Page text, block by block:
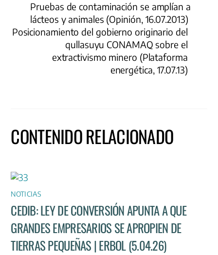
Pruebas de contaminación se amplían a
lácteos y animales (Opinión, 16.07.2013)
Posicionamiento del gobierno originario del
qullasuyu CONAMAQ sobre el
extractivismo minero (Plataforma
energética, 17.07.13)
CONTENIDO RELACIONADO
NOTICIAS
CEDIB: LEY DE CONVERSIÓN APUNTA A QUE
GRANDES EMPRESARIOS SE APROPIEN DE
TIERRAS PEQUEÑAS | ERBOL (5.04.26)